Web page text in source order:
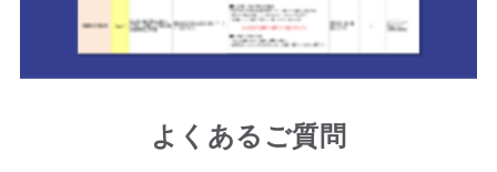
よくあるご質問